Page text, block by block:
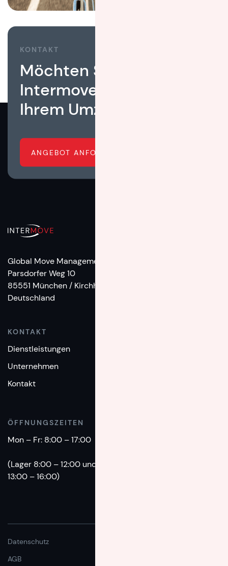
KONTAKT
Möchten Sie, dass
Intermove Ihnen bei
Ihrem Umzug hilft?
ANGEBOT ANFORDERN
Global Move Management
Parsdorfer Weg 10
85551 München / Kirchheim
Deutschland
KONTAKT
Dienstleistungen
Unternehmen
Kontakt
ÖFFNUNGSZEITEN
Mon – Fr: 8:00 – 17:00
(Lager 8:00 – 12:00 und
13:00 – 16:00)
Datenschutz
AGB